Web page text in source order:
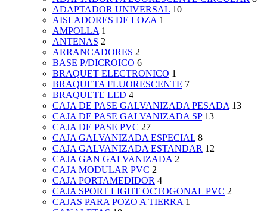
ADAPTADOR UNIVERSAL 10
AISLADORES DE LOZA 1
AMPOLLA 1
ANTENAS 2
ARRANCADORES 2
BASE P/DICROICO 6
BRAQUET ELECTRONICO 1
BRAQUETA FLUORESCENTE 7
BRAQUETE LED 4
CAJA DE PASE GALVANIZADA PESADA 13
CAJA DE PASE GALVANIZADA SP 13
CAJA DE PASE PVC 27
CAJA GALVANIZADA ESPECIAL 8
CAJA GALVANIZADA ESTANDAR 12
CAJA GAN GALVANIZADA 2
CAJA MODULAR PVC 2
CAJA PORTAMEDIDOR 4
CAJA SPORT LIGHT OCTOGONAL PVC 2
CAJAS PARA POZO A TIERRA 1